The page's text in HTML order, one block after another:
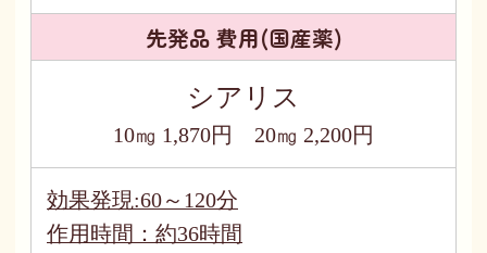
先発品 費用(国産薬)
シアリス
10㎎ 1,870円 20㎎ 2,200円
効果発現:60～120分
作用時間：約36時間